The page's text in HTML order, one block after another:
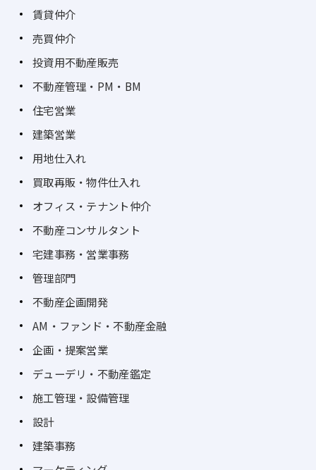
賃貸仲介
売買仲介
投資用不動産販売
不動産管理・PM・BM
住宅営業
建築営業
用地仕入れ
買取再販・物件仕入れ
オフィス・テナント仲介
不動産コンサルタント
宅建事務・営業事務
管理部門
不動産企画開発
AM・ファンド・不動産金融
企画・提案営業
デューデリ・不動産鑑定
施工管理・設備管理
設計
建築事務